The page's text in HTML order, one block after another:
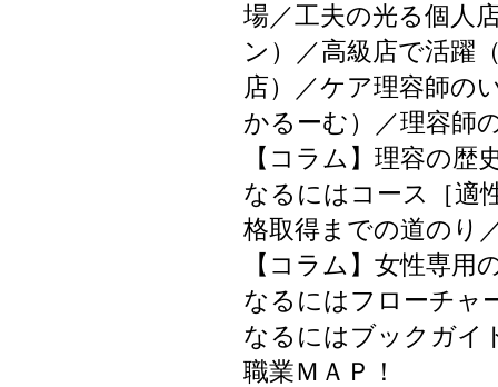
場／工夫の光る個人
ン）／高級店で活躍
店）／ケア理容師
かるーむ）／理容師
【コラム】理容の
なるにはコース［適
格取得までの道のり
【コラム】女性専用
なるにはフローチ
なるにはブックガイ
職業ＭＡＰ！